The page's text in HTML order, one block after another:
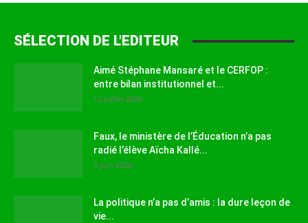
SÉLECTION DE L'EDITEUR
Aimé Stéphane Mansaré et le CERFOP :
entre bilan institutionnel et...
12 juillet 2026
Faux, le ministère de l’Éducation n’a pas
radié l’élève Aïcha Kallé...
9 juin 2026
La politique n’a pas d’amis : la dure leçon de
vie...